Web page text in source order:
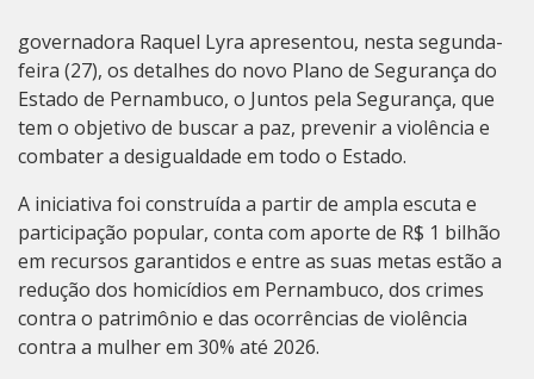
governadora Raquel Lyra apresentou, nesta segunda-
feira (27), os detalhes do novo Plano de Segurança do
Estado de Pernambuco, o Juntos pela Segurança, que
tem o objetivo de buscar a paz, prevenir a violência e
combater a desigualdade em todo o Estado.
A iniciativa foi construída a partir de ampla escuta e
participação popular, conta com aporte de R$ 1 bilhão
em recursos garantidos e entre as suas metas estão a
redução dos homicídios em Pernambuco, dos crimes
contra o patrimônio e das ocorrências de violência
contra a mulher em 30% até 2026.